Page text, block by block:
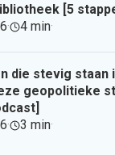
[5
· 4 min·
die stevig staan
geopolitieke
· 3 min·